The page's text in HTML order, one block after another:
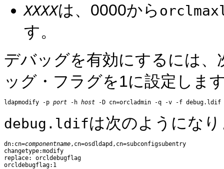
XXXXは、0000から
す。
デバッグを有効にするには
ッグ・フラグを1に設定しま
ldapmodify -p port -h host
debug.ldifは次のようにな
dn:cn=componentname,cn=osdldapd,cn=subconfigsubentry
changetype:modify
replace: orcldebugflag